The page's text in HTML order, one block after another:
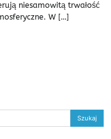
niesamowitą trwałość
W […]